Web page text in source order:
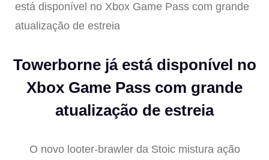
está disponível no Xbox Game Pass com grande
atualização de estreia
Towerborne já está disponível no
Xbox Game Pass com grande
atualização de estreia
O novo looter-brawler da Stoic mistura ação